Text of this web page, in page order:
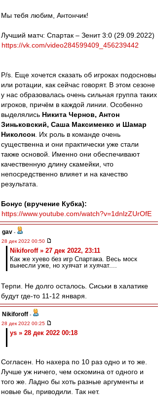
Мы тебя любим, Антончик!
Лучший матч: Спартак – Зенит 3:0 (29.09.2022)
https://vk.com/video284599409_456239442
P/s. Еще хочется сказать об игроках подосновы
или ротации, как сейчас говорят. В этом сезоне
у нас образовалась очень сильная группа таких
игроков, причём в каждой линии. Особенно
выделялись Никита Чернов, Антон
Зиньковский, Саша Максименко и Шамар
Николсон . Их роль в команде очень
существенна и они практически уже стали
также основой. Именно они обеспечивают
качественную длину скамейки, что
непосредственно влияет и на качество
результата.
Бонус (вручение Кубка):
https://www.youtube.com/watch?v=1dnlzZUrOfE
gav -
28 дек 2022 00:50
Nikiforoff » 27 дек 2022, 23:11
Как же хуево без игр Спартака. Весь моск
вынесли уже, но хуячат и хуячат....
Терпи. Не долго осталось. Сиськи в халатике
будут где-то 11-12 января.
Nikiforoff -
28 дек 2022 00:25
ys » 28 дек 2022 00:18
Согласен. Но нахера по 10 раз одно и то же.
Лучше уж ничего, чем оскомина от одного и
того же. Ладно бы хоть разные аргументы и
новые бы, приводили. Так нет.